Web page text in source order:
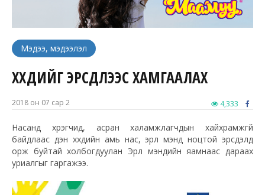
Мэдээ, мэдээлэл
ХҮҮХДИЙГ ЭРСДЛЭЭС ХАМГААЛАХ
2018 он 07 сар 2 4,333
Насанд хүрэгчид, асран халамжлагчдын хайхрамжгүй
байдлаас үүдэн хүүхдийн амь нас, эрүүл мэнд ноцтой эрсдэлд
орж буйтай холбогдуулан Эрүүл мэндийн яамнаас дараах
уриалгыг гаргажээ.